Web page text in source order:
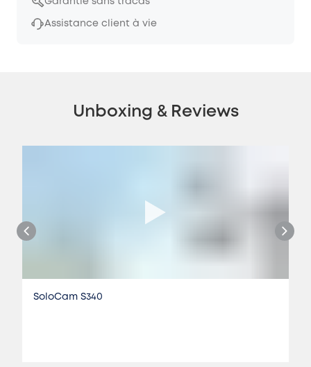
Assistance client à vie
Unboxing & Reviews
SoloCam S340